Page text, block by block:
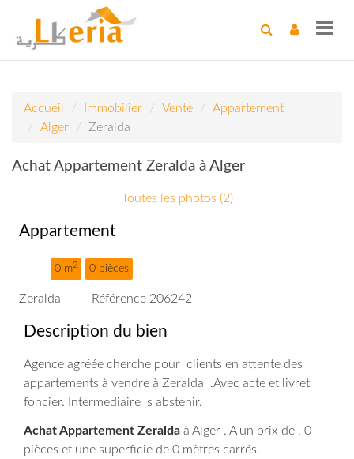
Accueil Immobilier Vente
Appartement
Alger
Zeralda
Achat Appartement Zeralda à Alger
Toutes les photos (2)
Appartement
0 m2 0 pièces
Zeralda Référence 206242
Description du bien
Agence agréée cherche pour clients en attente des
appartements à vendre à Zeralda .Avec acte et livret
foncier. Intermediaire s abstenir.
Achat Appartement Zeralda à Alger . A un prix de , 0
pièces et une superficie de 0 mètres carrés.